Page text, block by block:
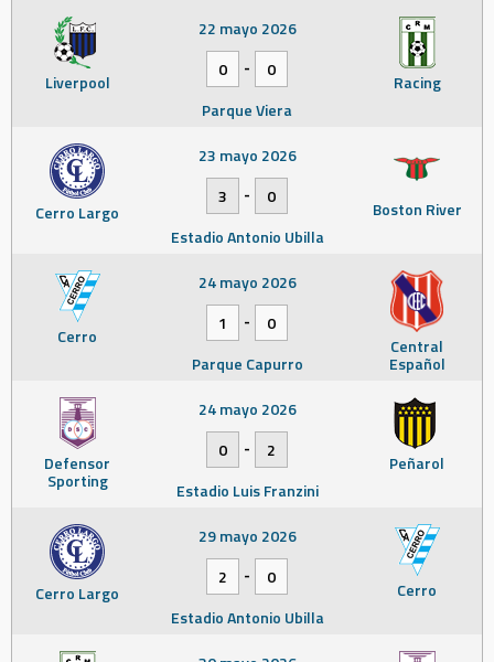
Liverpool Racing
22 mayo 2026
0
-
0
Parque Viera
Cerro Largo Boston River
23 mayo 2026
3
-
0
Estadio Antonio Ubilla
Cerro Central
Español
24 mayo 2026
1
-
0
Parque Capurro
Defensor
Sporting
Peñarol
24 mayo 2026
0
-
2
Estadio Luis Franzini
Cerro Largo Cerro
29 mayo 2026
2
-
0
Estadio Antonio Ubilla